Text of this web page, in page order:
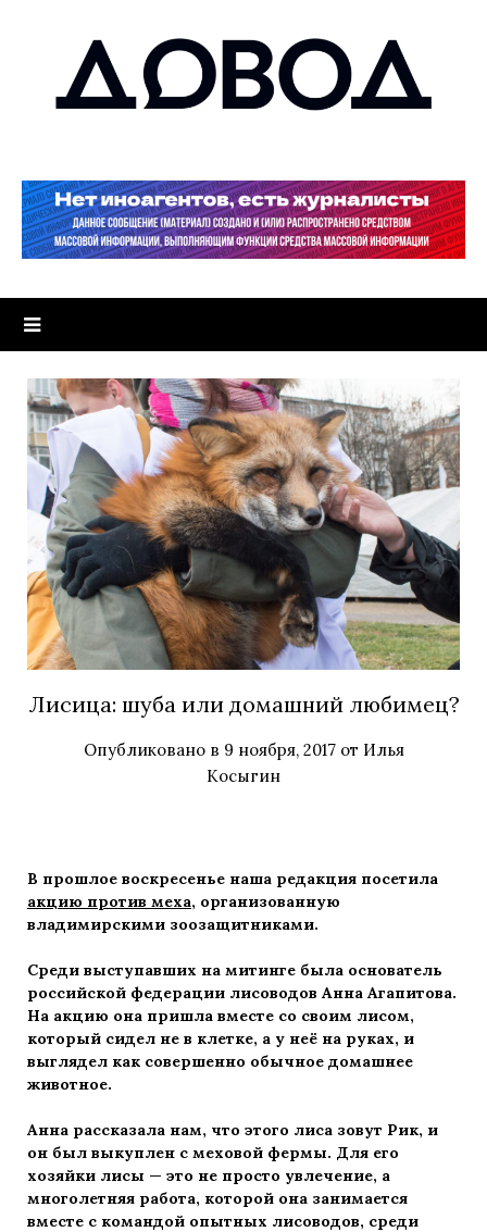
Лисица: шуба или домашний любимец?
Опубликовано в 9 ноября, 2017от Илья
Косыгин
В прошлое воскресенье наша редакция посетила
акцию против меха, организованную
владимирскими зоозащитниками.
Среди выступавших на митинге была основатель
российской федерации лисоводов Анна Агапитова.
На акцию она пришла вместе со своим лисом,
который сидел не в клетке, а у неё на руках, и
выглядел как совершенно обычное домашнее
животное.
Анна рассказала нам, что этого лиса зовут Рик, и
он был выкуплен с меховой фермы. Для его
хозяйки лисы — это не просто увлечение, а
многолетняя работа, которой она занимается
вместе с командой опытных лисоводов, среди